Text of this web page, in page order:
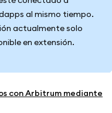
al mismo tiempo.
actualmente solo
en extensión.
con Arbitrum mediante